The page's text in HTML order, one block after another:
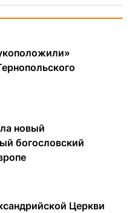
новый
богословский
Церкви